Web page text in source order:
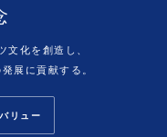
化を創造し、
展に貢献する。
リュー